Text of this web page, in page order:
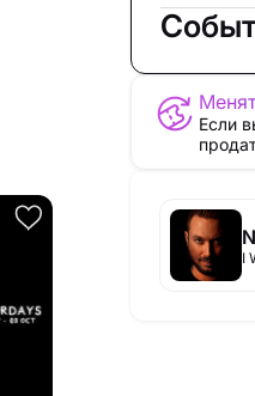
Если
I